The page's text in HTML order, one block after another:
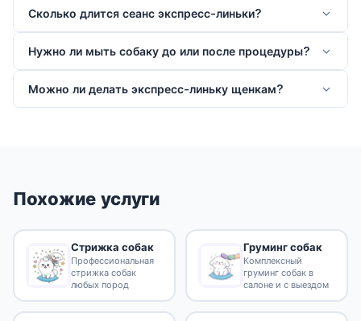
Сколько длится сеанс экспресс-линьки?
Нужно ли мыть собаку до или после процедуры?
Можно ли делать экспресс-линьку щенкам?
Похожие услуги
Стрижка собак
Профессиональная
стрижка собак
любых пород
Груминг собак
Комплексный
груминг собак в
салоне и с выездом